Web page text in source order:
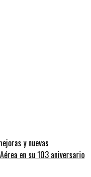
y nuevas
en su 103 aniversario